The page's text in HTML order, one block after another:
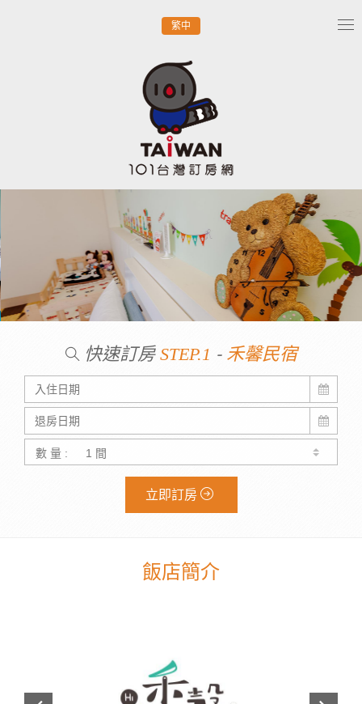
繁中
快速訂房 STEP.1 - 禾馨民宿
數 量 :
立即訂房
飯店簡介